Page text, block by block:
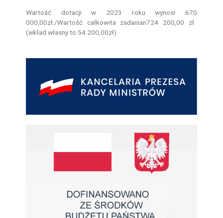
Wartość dotacji w 2023 roku wynosi 670
000,00zł./Wartość całkowita zadanian724 200,00 zł.
(wkład własny to 54 200,00zł)